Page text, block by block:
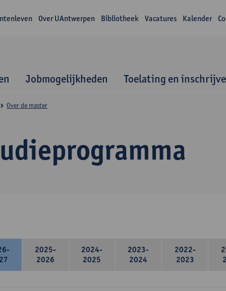
Over UAntwerpen Bibliotheek Vacatures Kalender
Jobmogelijkheden Toelating en
Over de master
2025-
2026
2024-
2025
2023-
2024
2022-
2023